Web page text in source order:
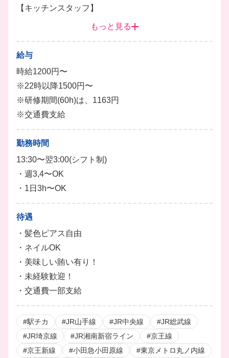
【キッチンスタッフ】
仕込みや調理・盛り付け・洗い物など、キッチン業務
経験に応じて仕事をお願いしていくのでご安心くださ
い。
ホール 調理 仕込み
もっと見る
給与
時給1200円〜
※22時以降1500円〜
※研修期間(60h)は、1163円
※交通費支給
勤務時間
13:30〜翌3:00(シフト制)
・週3,4〜OK
・1日3h〜OK
待遇
・髪色ピアス自由
・ネイルOK
・美味しい賄い有り！
・未経験歓迎！
・交通費一部支給
#駅チカ #JR山手線 #JR中央線
#JR総武線
#JR埼京線
#JR湘南新宿ライン
#京王線
#京王新線
#小田急小田原線 #東京メトロ丸ノ内線